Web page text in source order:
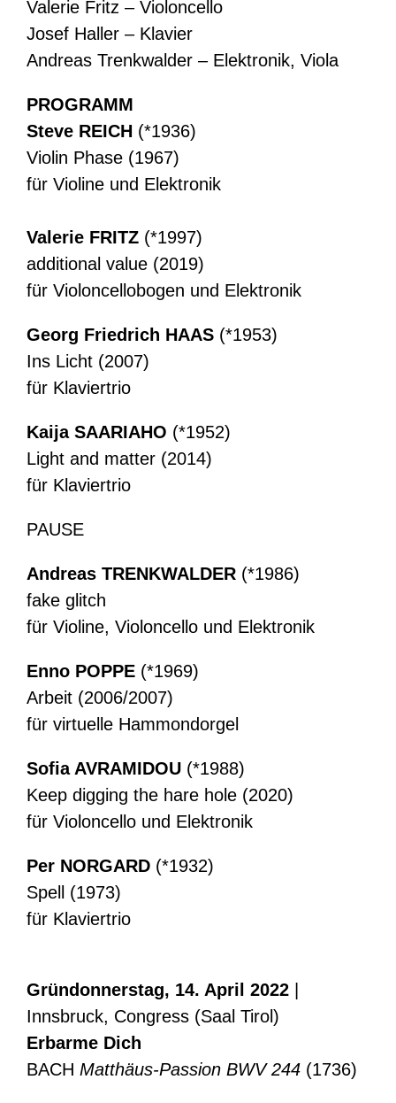
Valerie Fritz – Violoncello
Josef Haller – Klavier
Andreas Trenkwalder – Elektronik, Viola
PROGRAMM
Steve REICH (*1936)
Violin Phase (1967)
für Violine und Elektronik
Valerie FRITZ (*1997)
additional value (2019)
für Violoncellobogen und Elektronik
Georg Friedrich HAAS (*1953)
Ins Licht (2007)
für Klaviertrio
Kaija SAARIAHO (*1952)
Light and matter (2014)
für Klaviertrio
PAUSE
Andreas TRENKWALDER (*1986)
fake glitch
für Violine, Violoncello und Elektronik
Enno POPPE (*1969)
Arbeit (2006/2007)
für virtuelle Hammondorgel
Sofia AVRAMIDOU (*1988)
Keep digging the hare hole (2020)
für Violoncello und Elektronik
Per NORGARD (*1932)
Spell (1973)
für Klaviertrio
Gründonnerstag, 14. April 2022
Innsbruck, Congress (Saal Tirol)
Erbarme Dich
BACH Matthäus-Passion BWV 244 (1736)